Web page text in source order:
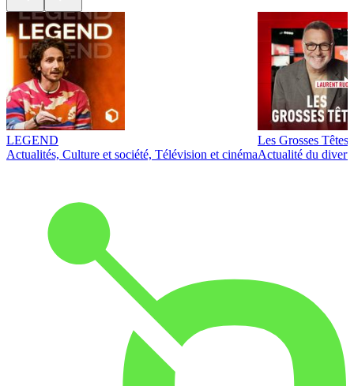
LEGEND
Actualités, Culture et société, Télévision et cinéma
Les Grosses Têtes
Actualité du